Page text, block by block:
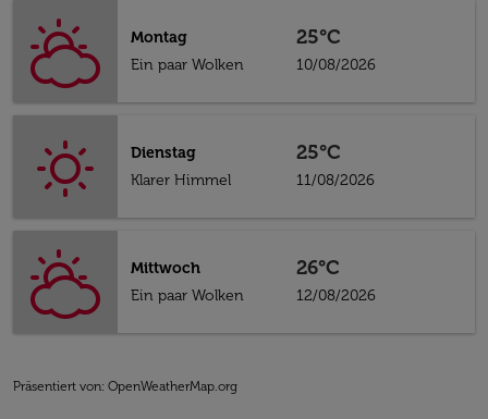
Montag
Ein paar Wolken
25°C
10/08/2026
Dienstag
Klarer Himmel
25°C
11/08/2026
Mittwoch
Ein paar Wolken
26°C
12/08/2026
Präsentiert von: OpenWeatherMap.org